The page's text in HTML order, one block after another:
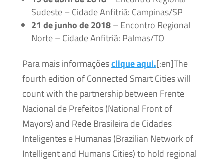
Sudeste – Cidade Anfitriã: Campinas/SP
21 de junho de 2018– Encontro Regional
Norte – Cidade Anfitriã: Palmas/TO
Para mais informaçõesclique aqui.[:en]The
fourth edition of Connected Smart Cities will
count with the partnership between Frente
Nacional de Prefeitos (National Front of
Mayors) and Rede Brasileira de Cidades
Inteligentes e Humanas (Brazilian Network of
Intelligent and Humans Cities) to hold regional